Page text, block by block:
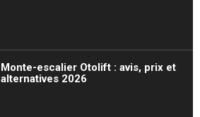
Monte-escalier Otolift : avis, prix et
alternatives 2026